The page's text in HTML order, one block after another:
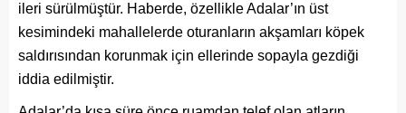
ileri sürülmüştür. Haberde, özellikle Adalar’ın üst
kesimindeki mahallelerde oturanların akşamları köpek
saldırısından korunmak için ellerinde sopayla gezdiği
iddia edilmiştir.